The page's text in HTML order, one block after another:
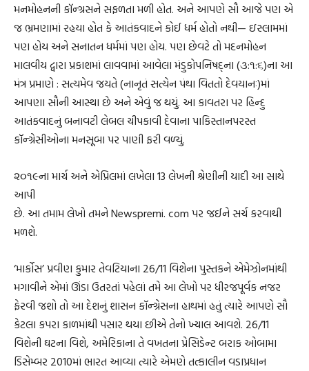
મનમોહનની કૉન્ગ્રસને સફળતા મળી હોત. અને આપણે સૌ આજે પણ એ
જ ભ્રમણામાં રહયા હોત કે આતંકવાદને કોઈ ધર્મ હોતો નથી— ઇસ્લામમાં
પણ હોય અને સનાતન ધર્મમાં પણ હોય. પણ છેવટે તો મદનમોહન
માલવીય દ્વારા પ્રકાશમાં લાવવામાં આવેલા મંડુકોપનિષદ્‌ના (૩:૧:૬)ના આ
મંત્ર પ્રમાણે : સત્યમેવ જયતે (નાનૃતં સત્યેન પંથા વિતતો દેવયાનઃ)માં
આપણા સૌની આસ્થા છે અને એવું જ થયું. આ કાવતરા પર હિન્દુ
આતંકવાદનું બનાવટી લેબલ ચીપકાવી દેવાના પાકિસ્તાનપરસ્ત
કૉન્ગ્રેસીઓના મનસૂબા પર પાણી ફરી વળ્યું.
૨૦૧૯ના માર્ચ અને એપ્રિલમાં લખેલા 13 લેખની શ્રેણીની યાદી આ સાથે
આપી
છે. આ તમામ લેખો તમને Newspremi. com પર જઈને સર્ચ કરવાથી
મળશે.
‘માર્કોસ’ પ્રવીણ કુમાર તેવટિયાના 26/11 વિશેના પુસ્તકને એમેઝોનમાંથી
મગાવીને એમાં ઊંડા ઉતરતાં પહેલાં તમે આ લેખો પર ધીરજપૂર્વક નજર
ફેરવી જશો તો આ દેશનું શાસન કૉન્ગ્રેસના હાથમાં હતું ત્યારે આપણે સૌ
કેટલા કપરા કાળમાંથી પસાર થયા છીએ તેનો ખ્યાલ આવશે. 26/11
વિશેની ઘટના વિશે, અમેરિકાના તે વખતના પ્રેસિડેન્ટ બરાક ઓબામા
ડિસેમ્બર 2010માં ભારત આવ્યા ત્યારે એમણે તત્કાલીન વડાપ્રધાન